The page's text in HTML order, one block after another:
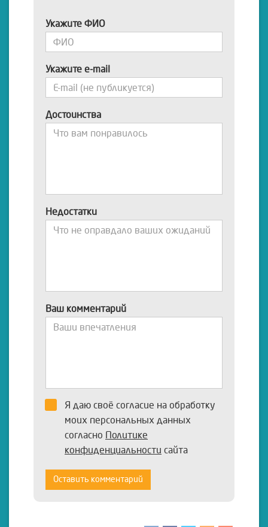
Укажите ФИО
Укажите e-mail
Достоинства
Недостатки
Ваш комментарий
Я даю своё согласие на обработку
моих персональных данных
согласно Политике
конфиденциальности сайта
Оставить комментарий